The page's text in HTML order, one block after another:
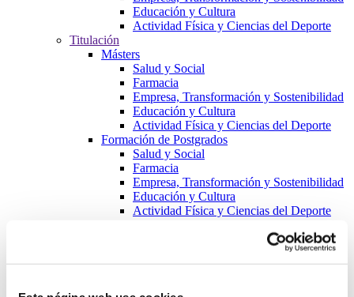
Educación y Cultura
Actividad Física y Ciencias del Deporte
Titulación
Másters
Salud y Social
Farmacia
Empresa, Transformación y Sostenibilidad
Educación y Cultura
Actividad Física y Ciencias del Deporte
Formación de Postgrados
Salud y Social
Farmacia
Empresa, Transformación y Sostenibilidad
Educación y Cultura
Actividad Física y Ciencias del Deporte
Empresa, Transformación y Sostenibilidad